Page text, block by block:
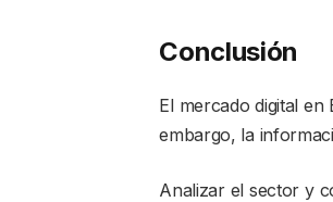
Conclusión
El mercado digital
embargo, la
Analizar el sector y